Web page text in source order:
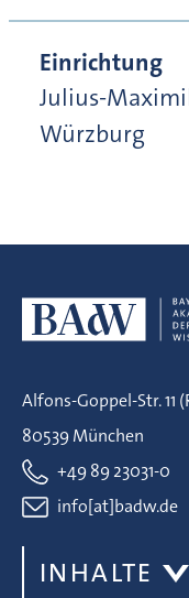
Einrichtung
Julius-
Würzburg
Alfons-Goppel-Str. 11
80539 München
+49 89 23031-0
info[at]badw.de
INHALTE